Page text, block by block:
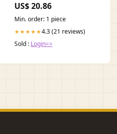
US$ 20.86
Min. order: 1 piece
★★★★★4.3 (21 reviews)
Sold : Login>>